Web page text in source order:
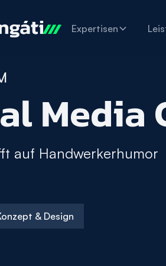
Expertisen
Media
auf Handwerkerhumor
& Design